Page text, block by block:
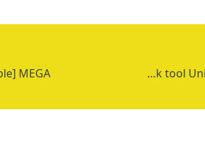
CorelDRAW graphics suite Crack tool Universal [x64] Stable 2025